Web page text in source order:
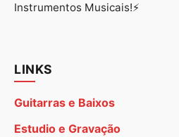
Instrumentos Musicais!⚡
LINKS
Guitarras e Baixos
Estudio e Gravação